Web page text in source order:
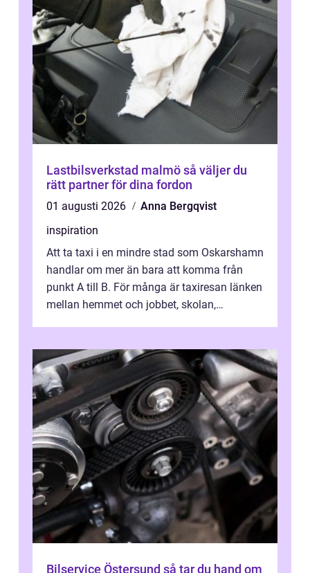
Lastbilsverkstad malmö så väljer du
rätt partner för dina fordon
01 augusti 2026
Anna Bergqvist
inspiration
Att ta taxi i en mindre stad som Oskarshamn
handlar om mer än bara att komma från
punkt A till B. För många är taxiresan länken
mellan hemmet och jobbet, skolan,
Bilservice Östersund så tar du hand om